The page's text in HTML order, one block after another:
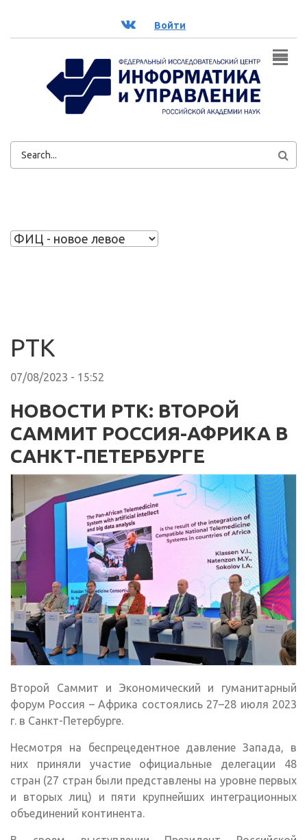
ВК Войти
ФОРМА
РТК
07/08/2023 - 15:52
НОВОСТИ РТК: ВТОРОЙ
САММИТ РОССИЯ-АФРИКА В
САНКТ-ПЕТЕРБУРГЕ
Второй Саммит и Экономический и гуманитарный
форум Россия – Африка состоялись 27–28 июля 2023
г. в Санкт-Петербурге.
Несмотря на беспрецедентное давление Запада, в
них приняли участие официальные делегации 48
стран (27 стран были представлены на уровне первых
и вторых лиц) и пяти крупнейших интеграционных
объединений континента.